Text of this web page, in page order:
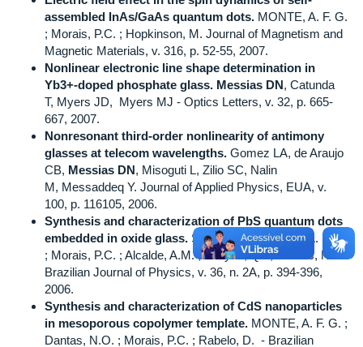
assembled InAs/GaAs quantum dots. MONTE, A. F. G.
; Morais, P.C. ; Hopkinson, M. Journal of Magnetism and
Magnetic Materials, v. 316, p. 52-55, 2007.
Nonlinear electronic line shape determination in
Yb3+-doped phosphate glass. Messias DN, Catunda
T, Myers JD, Myers MJ - Optics Letters, v. 32, p. 665-
667, 2007.
Nonresonant third-order nonlinearity of antimony
glasses at telecom wavelengths. Gomez LA, de Araujo
CB, Messias DN, Misoguti L, Zilio SC, Nalin
M, Messaddeq Y. Journal of Applied Physics, EUA, v.
100, p. 116105, 2006.
Synthesis and characterization of PbS quantum dots
embedded in oxide glass. Silva, R.S. ; MONTE, A. F. G.
; Morais, P.C. ; Alcalde, A.M. ; Fanyao, Qu ; Dantas, N.O.
Brazilian Journal of Physics, v. 36, n. 2A, p. 394-396,
2006.
Synthesis and characterization of CdS nanoparticles
in mesoporous copolymer template. MONTE, A. F. G. ;
Dantas, N.O. ; Morais, P.C. ; Rabelo, D. - Brazilian